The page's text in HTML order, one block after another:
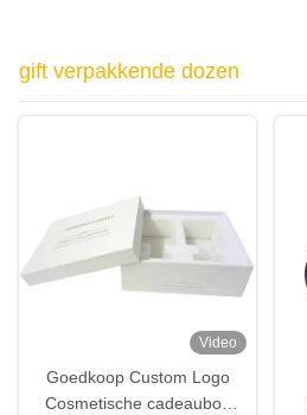
gift verpakkende dozen
Video
Goedkoop Custom Logo
Cosmetische cadeaubon